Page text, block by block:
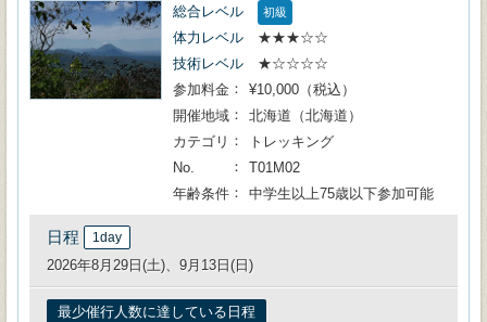
総合レベル 初級
体力レベル
★★★☆☆
技術レベル
★☆☆☆☆
参加料金
¥10,000（税込）
開催地域
北海道（北海道）
カテゴリ
トレッキング
No.
T01M02
年齢条件
中学生以上75歳以下参加可能
日程 1day
2026年8月29日(土)、9月13日(日)
最少催行人数に達している日程